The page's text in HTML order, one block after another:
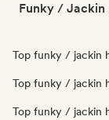
Funky / Jackin
Top funky / jackin
Top funky / jackin
Top funky / jackin